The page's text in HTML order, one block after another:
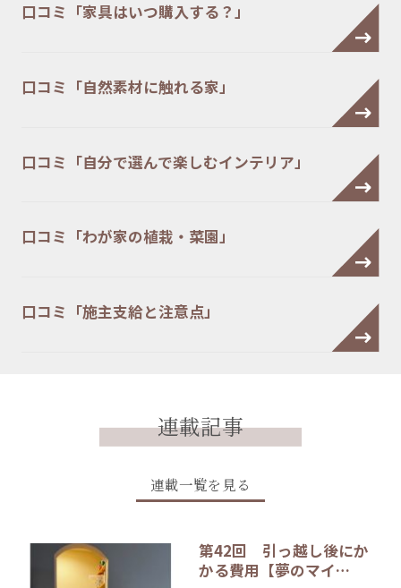
口コミ「家具はいつ購入する？」
口コミ「自然素材に触れる家」
口コミ「自分で選んで楽しむインテリア」
口コミ「わが家の植栽・菜園」
口コミ「施主支給と注意点」
連載記事
連載一覧を見る
第42回 引っ越し後にか
かる費用【夢のマイ…